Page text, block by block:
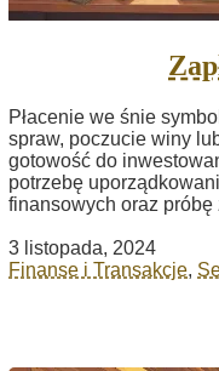
Płacenie we śnie
spraw, poczucie winy
gotowość do
potrzebę
finansowych oraz
3 listopada, 2024
Finanse i Transakcje,